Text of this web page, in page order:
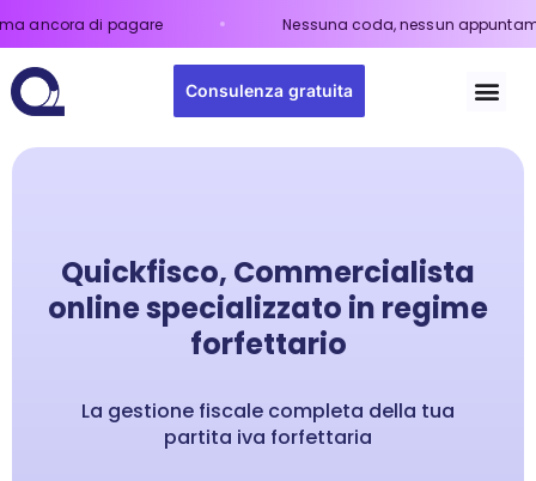
pagare Nessuna coda, nessun appuntamento.Il tuo
Consulenza gratuita
Quickfisco, Commercialista
online specializzato in regime
forfettario
La gestione fiscale completa della tua
partita iva forfettaria